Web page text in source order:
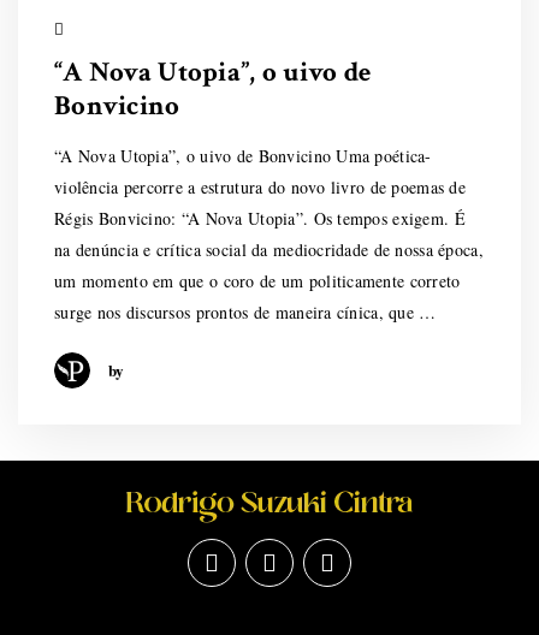
“A Nova Utopia”, o uivo de
Bonvicino
“A Nova Utopia”, o uivo de Bonvicino Uma poética-
violência percorre a estrutura do novo livro de poemas de
Régis Bonvicino: “A Nova Utopia”. Os tempos exigem. É
na denúncia e crítica social da mediocridade de nossa época,
um momento em que o coro de um politicamente correto
surge nos discursos prontos de maneira cínica, que …
by